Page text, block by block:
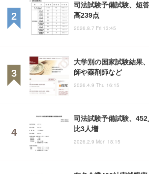
司法試験予備試験、短
高239点
2026.8.7 Fri 13:45
大学別の国家試験結果
師や薬剤師など
2026.4.9 Thu 16:15
司法試験予備試験、
比3人増
2026.2.9 Mon 18:15